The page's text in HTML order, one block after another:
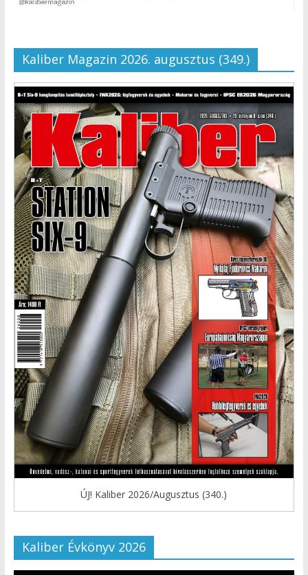
Kaliber Magazin 2026. augusztus (349.)
ÚJ! Kaliber 2026/Augusztus (340.)
Kaliber Évkönyv 2026